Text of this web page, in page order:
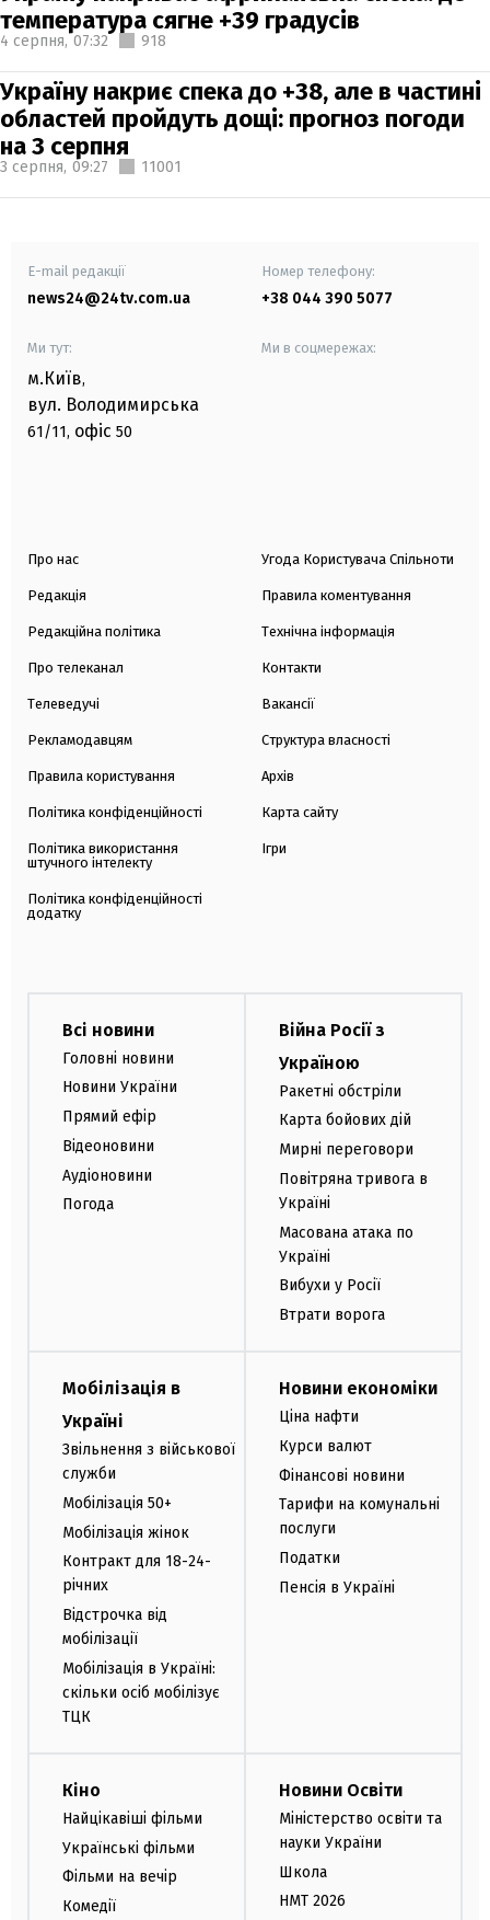
температура сягне +39 градусів
4 серпня, 07:32 918
Україну накриє спека до +38, але в частині
областей пройдуть дощі: прогноз погоди
на 3 серпня
3 серпня, 09:27 11001
E-mail редакції
news24@24tv.com.ua
Номер телефону:
+38 044 390 5077
Ми тут:
м.Київ,
вул. Володимирська
61/11, офіс 50
Ми в соцмережах:
Про нас
Редакція
Редакційна політика
Про телеканал
Телеведучі
Рекламодавцям
Правила користування
Політика конфіденційності
Політика використання
штучного інтелекту
Політика конфіденційності
додатку
Угода Користувача Спільноти
Правила коментування
Технічна інформація
Контакти
Вакансії
Структура власності
Архів
Карта сайту
Ігри
Всі новини
Головні новини
Новини України
Прямий ефір
Відеоновини
Аудіоновини
Погода
Війна Росії з
Україною
Ракетні обстріли
Карта бойових дій
Мирні переговори
Повітряна тривога в
Україні
Масована атака по
Україні
Вибухи у Росії
Втрати ворога
Мобілізація в
Україні
Звільнення з військової
служби
Мобілізація 50+
Мобілізація жінок
Контракт для 18-24-
річних
Відстрочка від
мобілізації
Мобілізація в Україні:
скільки осіб мобілізує
ТЦК
Новини економіки
Ціна нафти
Курси валют
Фінансові новини
Тарифи на комунальні
послуги
Податки
Пенсія в Україні
Кіно
Найцікавіші фільми
Українські фільми
Фільми на вечір
Комедії
Новини Освіти
Міністерство освіти та
науки України
Школа
НМТ 2026